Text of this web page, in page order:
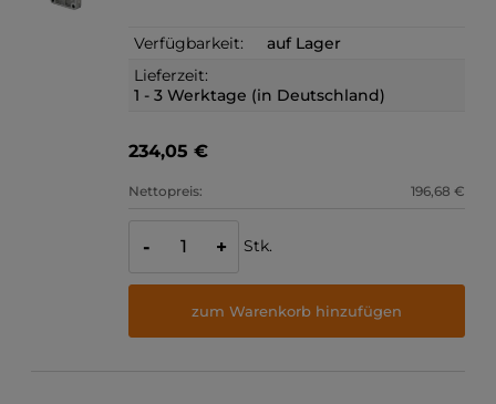
Verfügbarkeit:
auf Lager
Lieferzeit:
1 - 3 Werktage (in Deutschland)
234,05 €
Nettopreis: 196,68 €
- + Stk.
zum Warenkorb hinzufügen